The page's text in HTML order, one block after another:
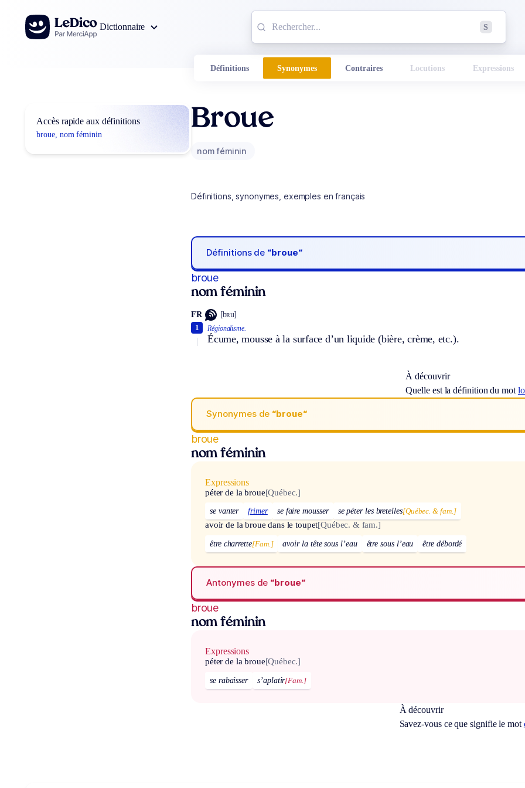
Aller au contenu
Dictionnaire
S
Définitions Synonymes Contraires Locutions Expressions
Accès rapide aux définitions
broue, nom féminin
Broue
nom féminin
Définitions, synonymes, exemples en français
Définitions de “broue“
broue
nom féminin
FR [bʀu]
Régionalisme.
Écume, mousse à la surface d’un liquide (bière, crème, etc.).
1
À découvrir
Quelle est la définition du mot
Synonymes de “broue“
broue
nom féminin
Expressions
péter de la broue[Québec.]
se vanter frimer se faire mousser se péter les bretelles[Québec. & fam.]
avoir de la broue dans le toupet[Québec. & fam.]
être charrette[Fam.] avoir la tête sous l’eau être sous l’eau être débordé
Antonymes de “broue“
broue
nom féminin
Expressions
péter de la broue[Québec.]
se rabaisser s’aplatir[Fam.]
À découvrir
Savez-vous ce que signifie le mot